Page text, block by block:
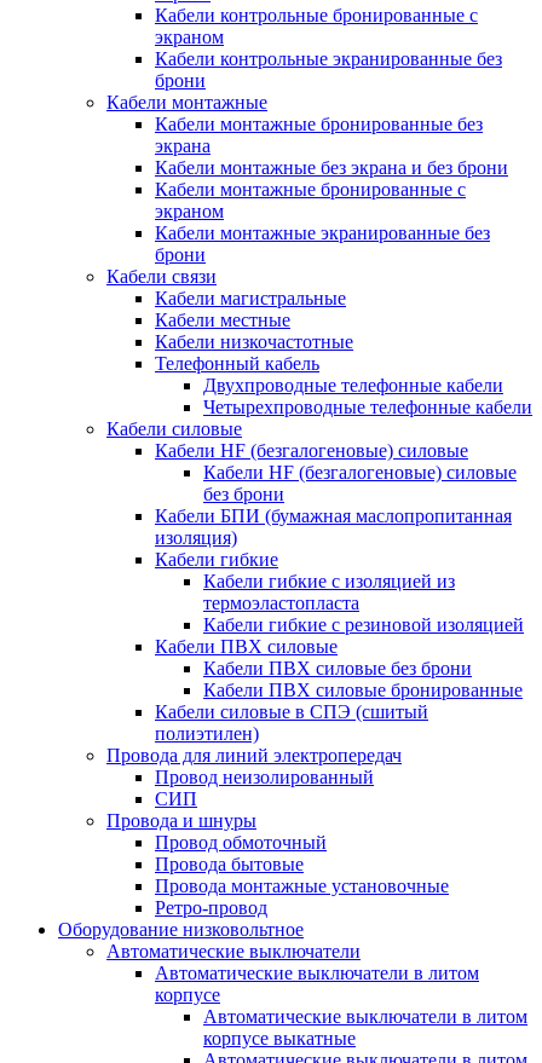
Кабели контрольные бронированные с
экраном
Кабели контрольные экранированные без
брони
Кабели монтажные
Кабели монтажные бронированные без
экрана
Кабели монтажные без экрана и без брони
Кабели монтажные бронированные с
экраном
Кабели монтажные экранированные без
брони
Кабели связи
Кабели магистральные
Кабели местные
Кабели низкочастотные
Телефонный кабель
Двухпроводные телефонные кабели
Четырехпроводные телефонные кабели
Кабели силовые
Кабели HF (безгалогеновые) силовые
Кабели HF (безгалогеновые) силовые
без брони
Кабели БПИ (бумажная маслопропитанная
изоляция)
Кабели гибкие
Кабели гибкие с изоляцией из
термоэластопласта
Кабели гибкие с резиновой изоляцией
Кабели ПВХ силовые
Кабели ПВХ силовые без брони
Кабели ПВХ силовые бронированные
Кабели силовые в СПЭ (сшитый
полиэтилен)
Провода для линий электропередач
Провод неизолированный
СИП
Провода и шнуры
Провод обмоточный
Провода бытовые
Провода монтажные установочные
Ретро-провод
Оборудование низковольтное
Автоматические выключатели
Автоматические выключатели в литом
корпусе
Автоматические выключатели в литом
корпусе выкатные